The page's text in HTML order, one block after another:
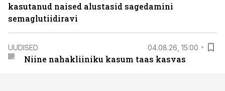
kasutanud naised alustasid sagedamini
semaglutiidiravi
UUDISED 04.08.26, 15:00
Niine nahakliiniku kasum taas kasvas